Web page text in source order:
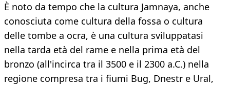
È noto da tempo che la cultura Jamnaya, anche
conosciuta come cultura della fossa o cultura
delle tombe a ocra, è una cultura sviluppatasi
nella tarda età del rame e nella prima età del
bronzo (all'incirca tra il 3500 e il 2300 a.C.) nella
regione compresa tra i fiumi Bug, Dnestr e Ural,